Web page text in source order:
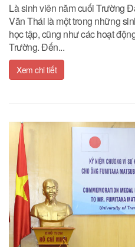
Là sinh viên năm cuối Trường
Văn Thái là một trong những
học tập, cũng như các hoạt
Trường. Đến...
Xem chi tiết